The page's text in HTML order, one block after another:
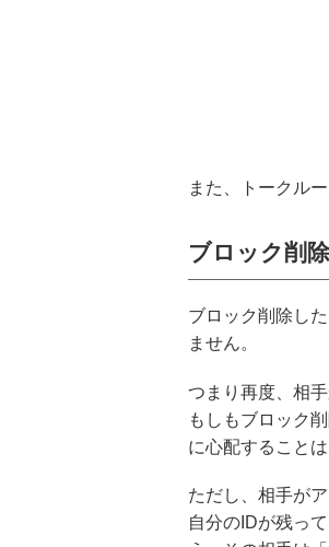
また、トークル
ブロック削
ブロック削除し
ません。
つまり再度、相
もしもブロック
に心配することは
ただし、相手が
自分のIDが残っ